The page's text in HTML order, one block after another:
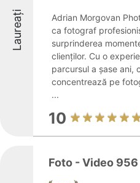
Laureați
Adrian Morgovan
ca fotograf
surprinderea
clienților. Cu o
parcursul a șase ani,
concentrează pe
...
10
Foto - Video 956